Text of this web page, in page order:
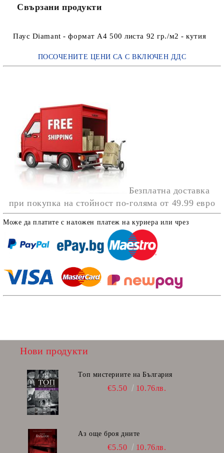
Свързани продукти
Паус Diamant - формат А4 500 листа 92 гр./м2 - кутия
ПОСОЧЕНИТЕ ЦЕНИ СА С ВКЛЮЧЕН ДДС
Безплатна доставка
при покупка на стойност по-голяма от 49.99 евро
Може да платите с наложен платеж на куриера или чрез
Нови продукти
Топ мистериите на България
€5.50 10.76лв.
Аз още броя дните
€5.50 10.76лв.